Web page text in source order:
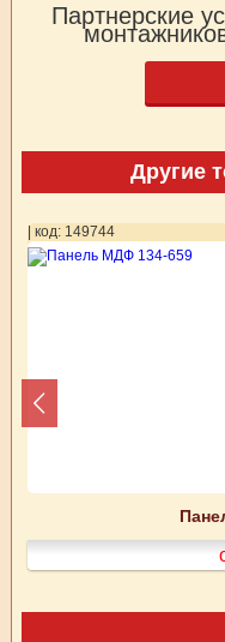
Партнерские
Другие
| код: 149744